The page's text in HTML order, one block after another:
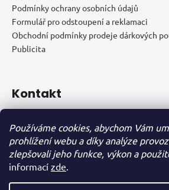
Používáme cookies, abychom Vám
prohlížení webu a díky analýze
zlepšovali jeho funkce, výkon a
informací zde.
Podmínky ochrany osobních údajů
Formulář pro odstoupení a reklamaci
Obchodní podmínky prodeje dárkových
Publicita
Kontakt
+420703599528
+420776708218
VINOPROKES
vino.prokes/
@vino_prokes